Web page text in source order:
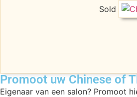
Sold
Promoot uw Chinese of
Eigenaar van een salon? Promoot